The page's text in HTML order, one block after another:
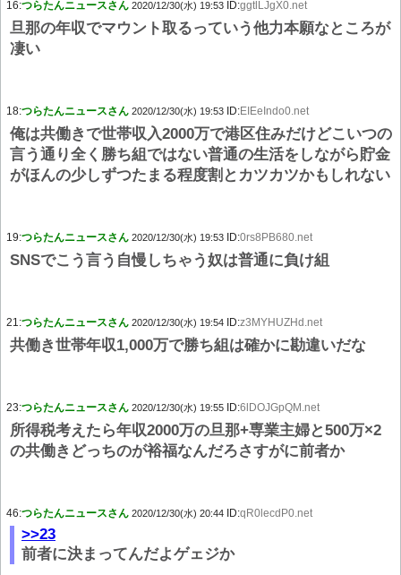
16:つらたんニュースさん 2020/12/30(水) 19:53 ID:ggtlLJgX0.net
旦那の年収でマウント取るっていう他力本願なところが
凄い
18:つらたんニュースさん 2020/12/30(水) 19:53 ID:EIEeIndo0.net
俺は共働きで世帯収入2000万で港区住みだけどこいつの
言う通り全く勝ち組ではない普通の生活をしながら貯金
がほんの少しずつたまる程度割とカツカツかもしれない
19:つらたんニュースさん 2020/12/30(水) 19:53 ID:0rs8PB680.net
SNSでこう言う自慢しちゃう奴は普通に負け組
21:つらたんニュースさん 2020/12/30(水) 19:54 ID:z3MYHUZHd.net
共働き世帯年収1,000万で勝ち組は確かに勘違いだな
23:つらたんニュースさん 2020/12/30(水) 19:55 ID:6lDOJGpQM.net
所得税考えたら年収2000万の旦那+専業主婦と500万×2
の共働きどっちのが裕福なんだろさすがに前者か
46:つらたんニュースさん 2020/12/30(水) 20:44 ID:qR0lecdP0.net
>>23
前者に決まってんだよゲェジか